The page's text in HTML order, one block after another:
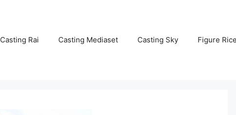
Casting Rai Casting Mediaset Casting Sky Figure